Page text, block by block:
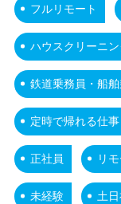
フルリモート
ハウスクリーニ
鉄道乗務員・船舶
定時で帰れる仕事
正社員 リ
未経験 土